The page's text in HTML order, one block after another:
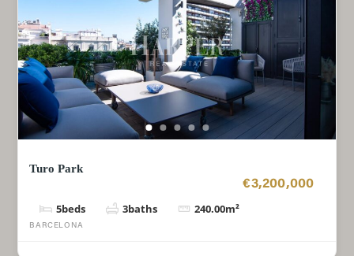
Turo Park
€3,200,000
5beds 3baths 240.00m²
BARCELONA